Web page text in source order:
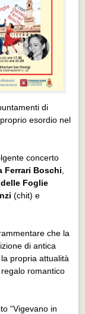
di
esordio nel
concerto
Ferrari Boschi
Foglie
(chit) e
che la
di antica
propria attualità
romantico
“Vigevano in